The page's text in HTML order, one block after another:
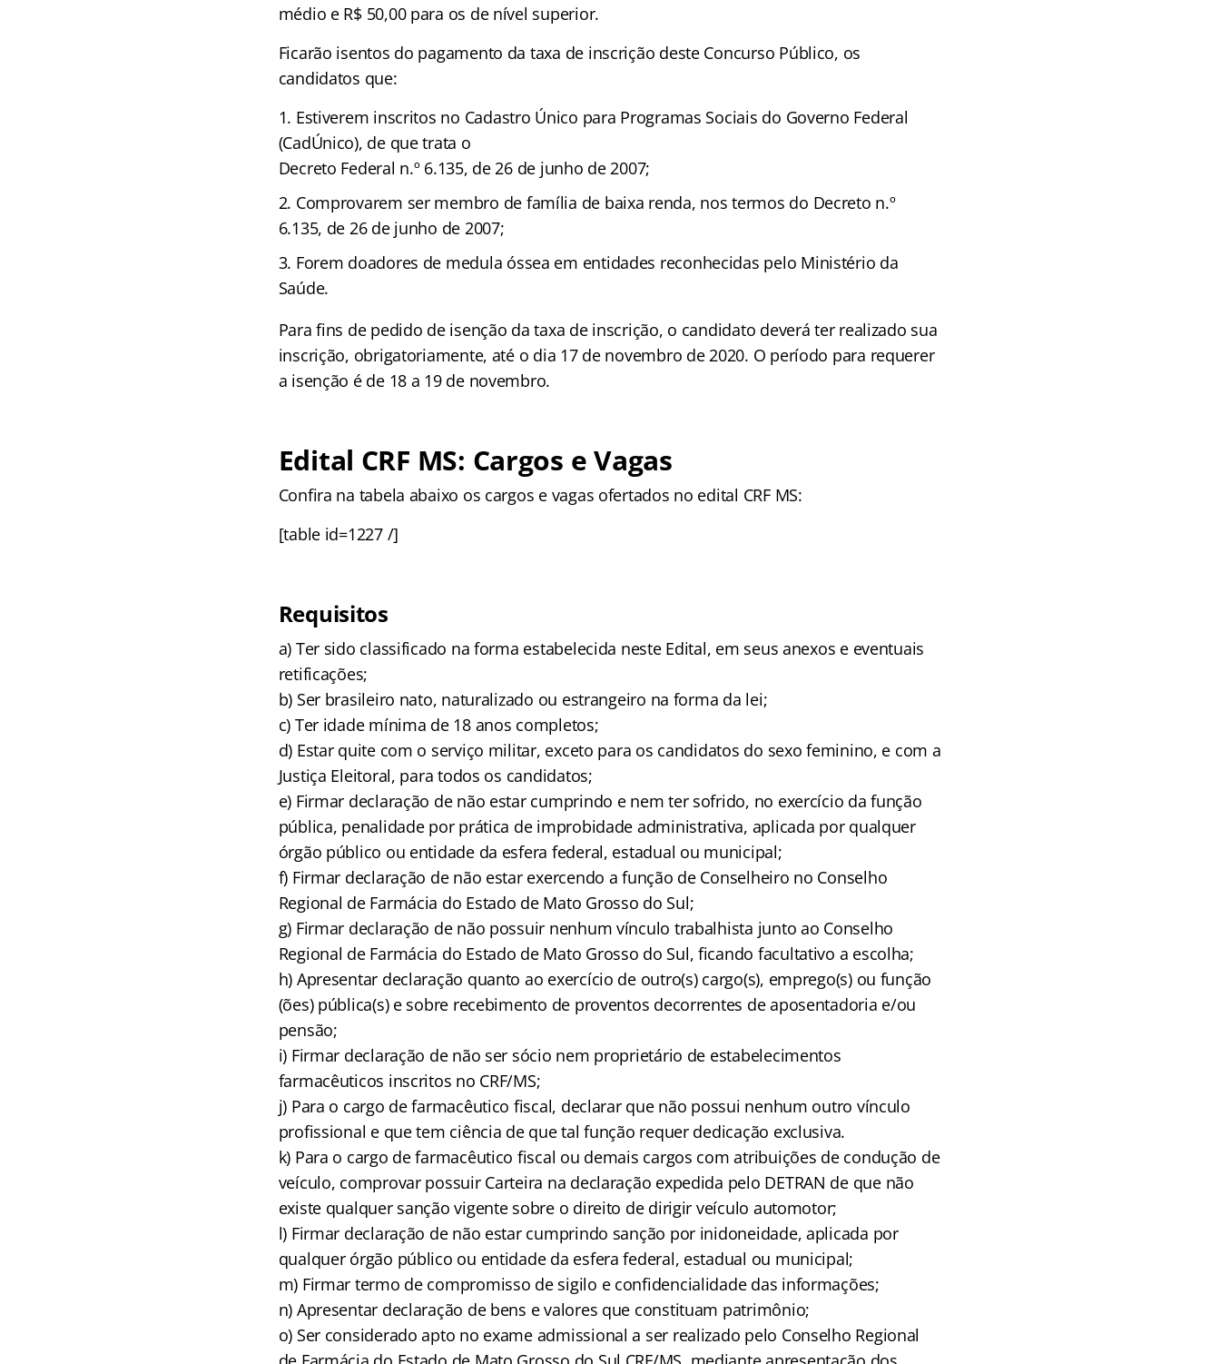
médio e R$ 50,00 para os de nível superior.
Ficarão isentos do pagamento da taxa de inscrição deste Concurso Público, os
candidatos que:
Estiverem inscritos no Cadastro Único para Programas Sociais do Governo Federal
(CadÚnico), de que trata o
Decreto Federal n.º 6.135, de 26 de junho de 2007;
Comprovarem ser membro de família de baixa renda, nos termos do Decreto n.º
6.135, de 26 de junho de 2007;
Forem doadores de medula óssea em entidades reconhecidas pelo Ministério da
Saúde.
Para fins de pedido de isenção da taxa de inscrição, o candidato deverá ter realizado sua
inscrição, obrigatoriamente, até o dia 17 de novembro de 2020. O período para requerer
a isenção é de 18 a 19 de novembro.
Edital CRF MS: Cargos e Vagas
Confira na tabela abaixo os cargos e vagas ofertados no edital CRF MS:
[table id=1227 /]
Requisitos
a) Ter sido classificado na forma estabelecida neste Edital, em seus anexos e eventuais
retificações;
b) Ser brasileiro nato, naturalizado ou estrangeiro na forma da lei;
c) Ter idade mínima de 18 anos completos;
d) Estar quite com o serviço militar, exceto para os candidatos do sexo feminino, e com a
Justiça Eleitoral, para todos os candidatos;
e) Firmar declaração de não estar cumprindo e nem ter sofrido, no exercício da função
pública, penalidade por prática de improbidade administrativa, aplicada por qualquer
órgão público ou entidade da esfera federal, estadual ou municipal;
f) Firmar declaração de não estar exercendo a função de Conselheiro no Conselho
Regional de Farmácia do Estado de Mato Grosso do Sul;
g) Firmar declaração de não possuir nenhum vínculo trabalhista junto ao Conselho
Regional de Farmácia do Estado de Mato Grosso do Sul, ficando facultativo a escolha;
h) Apresentar declaração quanto ao exercício de outro(s) cargo(s), emprego(s) ou função
(ões) pública(s) e sobre recebimento de proventos decorrentes de aposentadoria e/ou
pensão;
i) Firmar declaração de não ser sócio nem proprietário de estabelecimentos
farmacêuticos inscritos no CRF/MS;
j) Para o cargo de farmacêutico fiscal, declarar que não possui nenhum outro vínculo
profissional e que tem ciência de que tal função requer dedicação exclusiva.
k) Para o cargo de farmacêutico fiscal ou demais cargos com atribuições de condução de
veículo, comprovar possuir Carteira na declaração expedida pelo DETRAN de que não
existe qualquer sanção vigente sobre o direito de dirigir veículo automotor;
l) Firmar declaração de não estar cumprindo sanção por inidoneidade, aplicada por
qualquer órgão público ou entidade da esfera federal, estadual ou municipal;
m) Firmar termo de compromisso de sigilo e confidencialidade das informações;
n) Apresentar declaração de bens e valores que constituam patrimônio;
o) Ser considerado apto no exame admissional a ser realizado pelo Conselho Regional